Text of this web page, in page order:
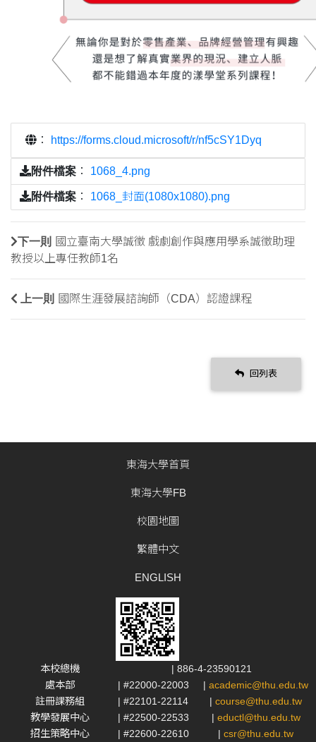
： https://forms.cloud.microsoft/r/nf5cSY1Dyq
附件檔案 ： 1068_4.png
附件檔案 ： 1068_封面(1080x1080).png
下一則
國立臺南大學誠徵 戲劇創作與應用學系誠徵助理
教授以上專任教師1名
上一則 國際生涯發展諮詢師（CDA）認證課程
回列表
東海大學首頁
東海大學FB
校園地圖
繁體中文
ENGLISH
本校總機
| 886-4-23590121
處本部
| #22000-22003 | academic@thu.edu.tw
註冊課務組
| #22101-22114 | course@thu.edu.tw
教學發展中心
| #22500-22533 | eductl@thu.edu.tw
招生策略中心
| #22600-22610 | csr@thu.edu.tw